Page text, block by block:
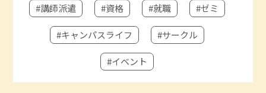
#講師派遣 #資格 #就職 #ゼミ
#キャンパスライフ #サークル
#イベント